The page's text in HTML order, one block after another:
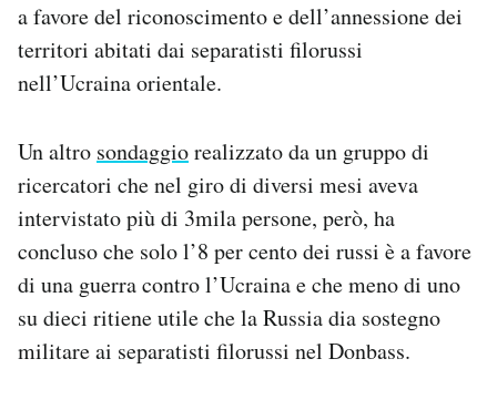
a favore del riconoscimento e dell’annessione dei
territori abitati dai separatisti filorussi
nell’Ucraina orientale.
Un altro sondaggiorealizzato da un gruppo di
ricercatori che nel giro di diversi mesi aveva
intervistato più di 3mila persone, però, ha
concluso che solo l’8 per cento dei russi è a favore
di una guerra contro l’Ucraina e che meno di uno
su dieci ritiene utile che la Russia dia sostegno
militare ai separatisti filorussi nel Donbass.